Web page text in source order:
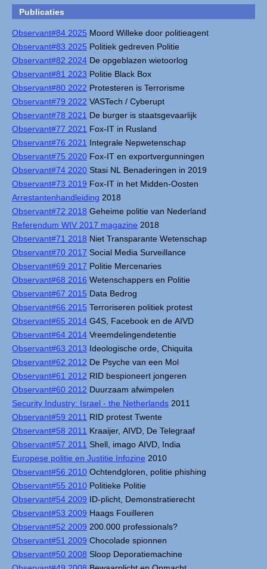
Publicaties
Observant#84 2025 Moord Willeke door politieagent
Observant#83 2025 Politiek gedreven Politie
Observant#82 2024 De opgeblazen wietoorlog
Observant#81 2023 Politie Black Box
Observant#80 2022 Protesteren is Terrorisme
Observant#79 2022 VASTech / Cyberupt
Observant#78 2021 De burger is staatsgevaarlijk
Observant#77 2021 Fox-IT in Rusland
Observant#76 2021 Integrale Nepwetenschap
Observant#75 2020 Fox-IT en exportvergunningen
Observant#74 2020 Stasi NL Benaderingen in 2019
Observant#73 2019 Fox-IT in het Midden-Oosten
Arrestantenhandleiding 2018
Observant#72 2018 Geheime politie van Nederland
Referendum WIV 2017 magazine 2018
Observant#71 2018 Niet Transparante Wetenschap
Observant#70 2017 Social Media Surveillance
Observant#69 2017 Politie Mercenaries
Observant#68 2016 Wetenschappers en Politie
Observant#67 2015 Data Bedrog
Observant#66 2015 Terroriseren politiek protest
Observant#65 2014 G4S, Facebook en de AIVD
Observant#64 2014 Vreemdelingendetentie
Observant#63 2013 Ideologische orde, Chiquita
Observant#62 2012 De Psyche van een Mol
Observant#61 2012 RID bespioneert jongeren
Observant#60 2012 Duurzaam afwimpelen
Security Industry: Israel - the Netherlands 2011
Observant#59 2011 RID protest Twente
Observant#58 2011 Kraaijer, AIVD, De Telegraaf
Observant#57 2011 Shell, imago AIVD, India
Europese politie en Justitie Infozine 2010
Observant#56 2010 Ochtendgloren, politie phishing
Observant#55 2010 Politieke Politie
Observant#54 2009 ID-plicht, Demonstratierecht
Observant#53 2009 Haags Fouilleren
Observant#52 2009 200.000 professionals?
Observant#51 2009 Chocolade spionnen
Observant#50 2008 Sloop Deporatiemachine